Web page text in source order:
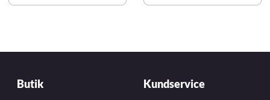
Butik Kundservice